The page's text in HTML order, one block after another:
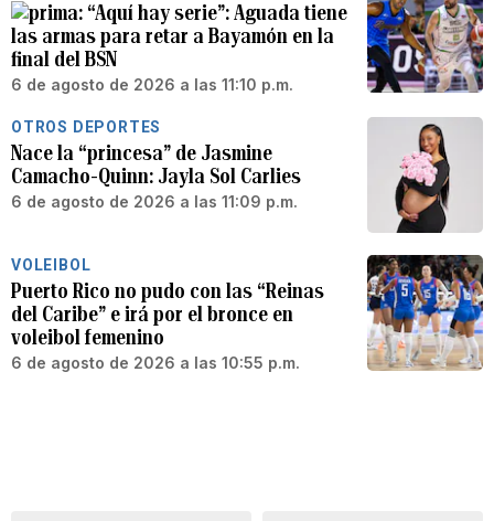
“Aquí hay serie”: Aguada tiene
las armas para retar a Bayamón en la
final del BSN
6 de agosto de 2026 a las 11:10 p.m.
OTROS DEPORTES
Nace la “princesa” de Jasmine
Camacho-Quinn: Jayla Sol Carlies
6 de agosto de 2026 a las 11:09 p.m.
VOLEIBOL
Puerto Rico no pudo con las “Reinas
del Caribe” e irá por el bronce en
voleibol femenino
6 de agosto de 2026 a las 10:55 p.m.